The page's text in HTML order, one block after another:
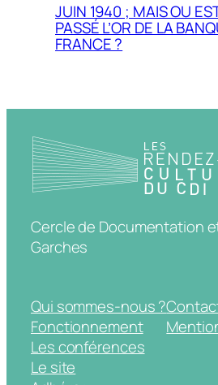
JUIN 1940 ; MAIS OU
PASSÉ L’OR DE LA
FRANCE ?
Cercle de Documentation
Garches
Qui sommes-nous ?
Fonctionnement
Les conférences
Le site